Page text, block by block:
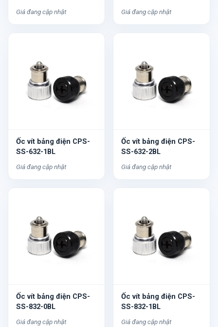
Giá đang cập nhật Giá đang cập nhật
Ốc vít bảng điện CPS-
SS-632-1BL
Giá đang cập nhật
Ốc vít bảng điện CPS-
SS-632-2BL
Giá đang cập nhật
Ốc vít bảng điện CPS-
SS-832-0BL
Giá đang cập nhật
Ốc vít bảng điện CPS-
SS-832-1BL
Giá đang cập nhật